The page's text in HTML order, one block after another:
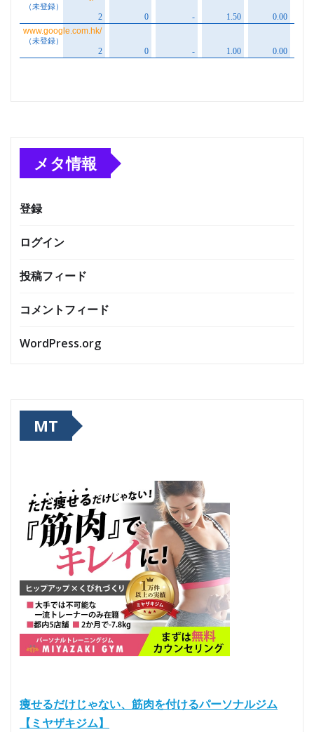
メタ情報
登録
ログイン
投稿フィード
コメントフィード
WordPress.org
MT
痩せるだけじゃない、筋肉を付けるパーソナルジム
【ミヤザキジム】